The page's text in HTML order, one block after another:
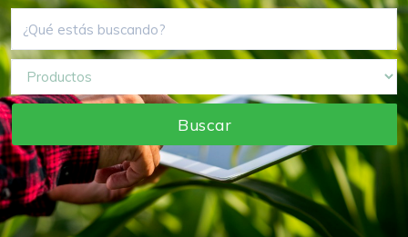
Buscar